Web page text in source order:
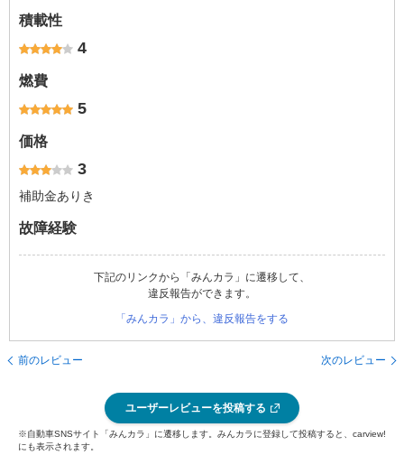
積載性
4
燃費
5
価格
3
補助金ありき
故障経験
下記のリンクから「みんカラ」に遷移して、
違反報告ができます。
「みんカラ」から、違反報告をする
前のレビュー 次のレビュー
ユーザーレビューを投稿する
※自動車SNSサイト「みんカラ」に遷移します。みんカラに登録して投稿すると、carview!
にも表示されます。